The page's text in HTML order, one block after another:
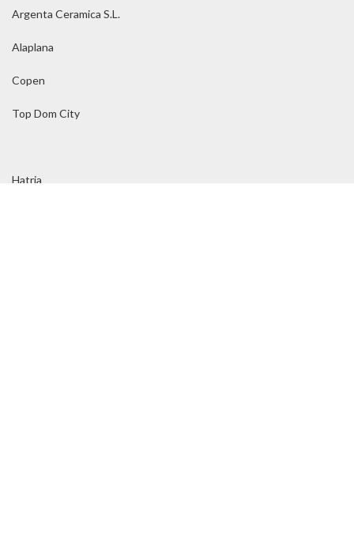
Argenta Ceramica S.L.
Alaplana
Copen
Top Dom City
Hatria